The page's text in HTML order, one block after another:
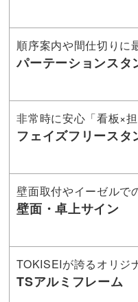
順序案内や間仕切りに
パーテーションスタ
非常時に安心「看板×
フェイズフリースタ
壁面取付やイーゼルで
壁面・卓上サイン
TOKISEIが誇るオリジ
TSアルミフレーム